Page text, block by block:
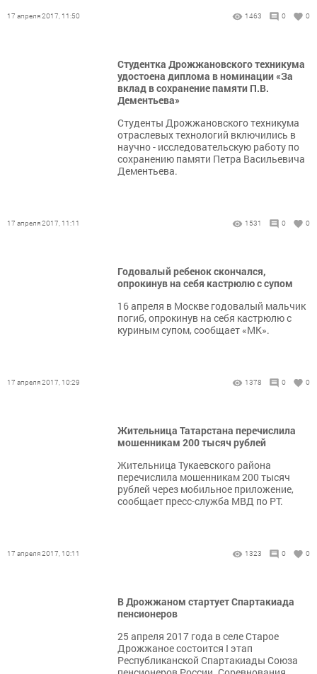
17 апреля 2017, 11:50 1463 0 0
Студентка Дрожжановского техникума
удостоена диплома в номинации «За
вклад в сохранение памяти П.В.
Дементьева»
Студенты Дрожжановского техникума
отраслевых технологий включились в
научно - исследовательскую работу по
сохранению памяти Петра Васильевича
Дементьева.
17 апреля 2017, 11:11 1531 0 0
Годовалый ребенок скончался,
опрокинув на себя кастрюлю с супом
16 апреля в Москве годовалый мальчик
погиб, опрокинув на себя кастрюлю с
куриным супом, сообщает «МК».
17 апреля 2017, 10:29 1378 0 0
Жительница Татарстана перечислила
мошенникам 200 тысяч рублей
Жительница Тукаевского района
перечислила мошенникам 200 тысяч
рублей через мобильное приложение,
сообщает пресс-служба МВД по РТ.
17 апреля 2017, 10:11 1323 0 0
В Дрожжаном стартует Спартакиада
пенсионеров
25 апреля 2017 года в селе Старое
Дрожжаное состоится I этап
Республиканской Спартакиады Союза